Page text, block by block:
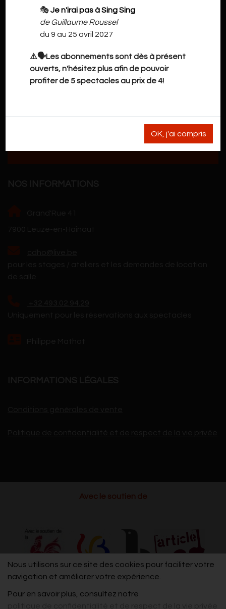
🎭Je n'irai pas à Sing Sing
de Guillaume Roussel
du 9 au 25 avril 2027
⚠️🗣️Les abonnements sont dès à présent
ouverts, n'hésitez plus afin de pouvoir
profiter de 5 spectacles au prix de 4!
OK, j'ai compris
Nous utilisons sur ce site des cookies pour faciliter votre
navigation et améliorer votre expérience.
Pour en savoir plus, consultez notre
Avec le soutien de